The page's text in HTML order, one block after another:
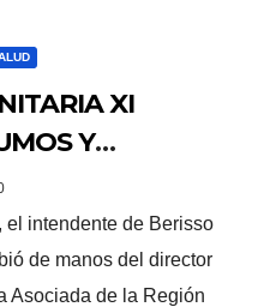
XI
Y
PARA EL SAME
el intendente de Berisso
de manos del director
Asociada de la Región